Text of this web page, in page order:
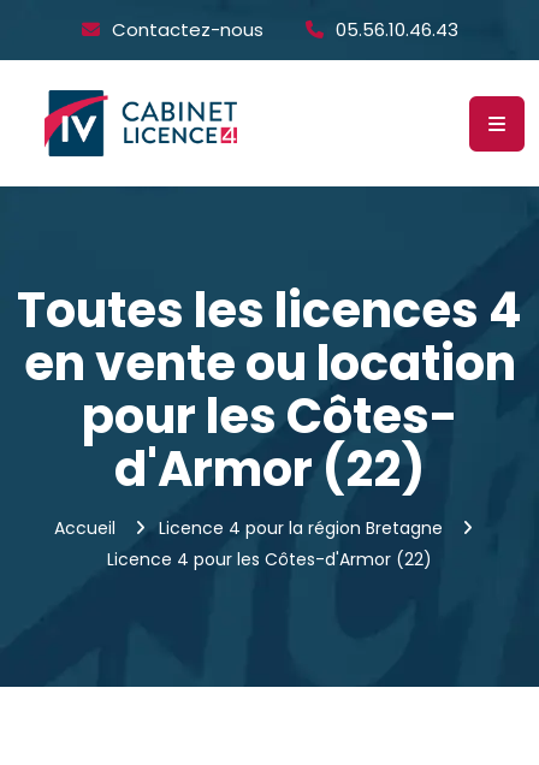
Contactez-nous 05.56.10.46.43
Toutes les licences 4
en vente ou location
pour les Côtes-
d'Armor (22)
Accueil
Licence 4 pour la région Bretagne
Licence 4 pour les Côtes-d'Armor (22)